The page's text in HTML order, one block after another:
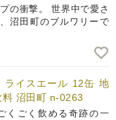
の衝撃。 世界中で愛さ
沼田町のブルワリーで
ライスエール 12缶 地
料 沼田町 n-0263
くごく飲める奇跡の一